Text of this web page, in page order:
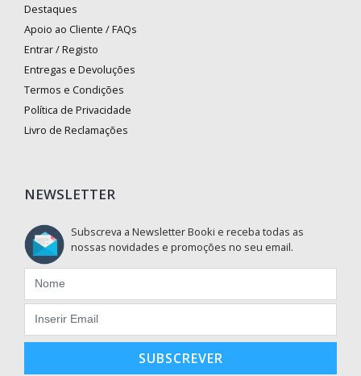
Destaques
Apoio ao Cliente / FAQs
Entrar / Registo
Entregas e Devoluções
Termos e Condições
Política de Privacidade
Livro de Reclamações
NEWSLETTER
Subscreva a Newsletter Booki e receba todas as
nossas novidades e promoções no seu email.
SUBSCREVER